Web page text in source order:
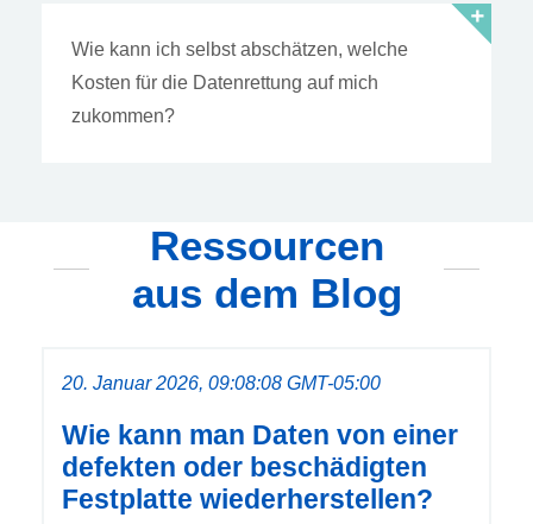
Wie kann ich selbst abschätzen, welche
Kosten für die Datenrettung auf mich
zukommen?
Ressourcen
aus dem Blog
20. Januar 2026, 09:08:08 GMT-05:00
Wie kann man Daten von einer
defekten oder beschädigten
Festplatte wiederherstellen?